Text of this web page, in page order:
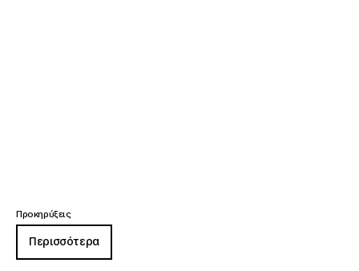
Προκηρύξεις
Περισσότερα